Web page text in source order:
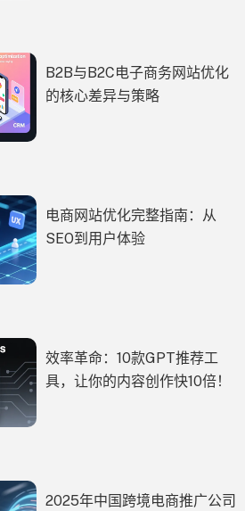
B2B与B2C电子商务网站优化
的核心差异与策略
电商网站优化完整指南：从
SEO到用户体验
效率革命：10款GPT推荐工
具，让你的内容创作快10倍！
2025年中国跨境电商推广公司